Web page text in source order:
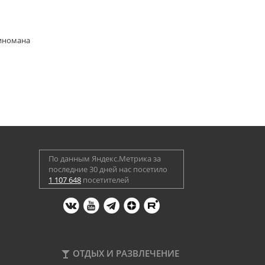
По данным Яндекс.Метрика за
последние 30 дней нас посетило
1 107 648 посетителей
ОТДЫХ И РАЗВЛЕЧЕНИЕ